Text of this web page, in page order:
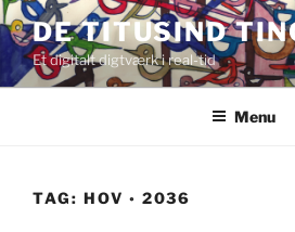
Videre
til
indhold
DE TITUSIND
Et digitalt digtværk i real-tid
Menu
TAG: HOV ◦ 2036